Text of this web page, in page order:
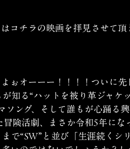
コチラの映画を拝見させて頂
よぉオーーー！！！！ついに先
が知る“ハットを被り革ジャケ
ソング、そして誰もが心踊る
険活劇、まさか令和5年にな
で“SW”と並び「生涯続くシ